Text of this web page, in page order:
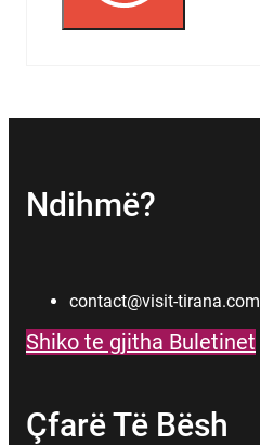
Ndihmë?
contact@visit-tirana.com
Shiko te gjitha Buletinet
Çfarë Të Bësh